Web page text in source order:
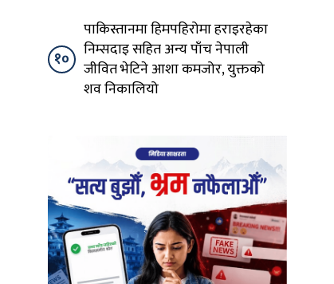
१०
पाकिस्तानमा हिमपहिरोमा हराइरहेका
निम्सदाइ सहित अन्य पाँच नेपाली
जीवित भेटिने आशा कमजोर, युक्तको
शव निकालियो